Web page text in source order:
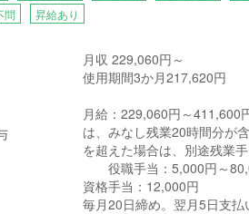
問 昇給あり
月収 229,060円～
使用期間3か月217,620円
月給：229,060円～
は、みなし残業20時間分が
を超えた場合は、別途残業
役職手当：5,000円～
資格手当：12,000円
毎月20日締め。翌月5日支払